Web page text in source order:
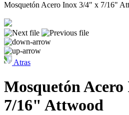
Mosquetón Acero Inox 3/4" x 7/16"
Atras
Mosquetón
7/16" Attwood